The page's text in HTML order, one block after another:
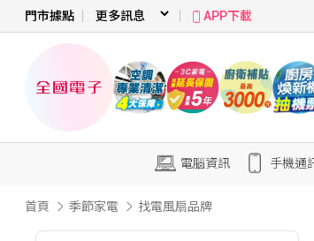
門市據點 APP下載
電腦資訊 手機通
首頁 季節家電 找電風扇品牌